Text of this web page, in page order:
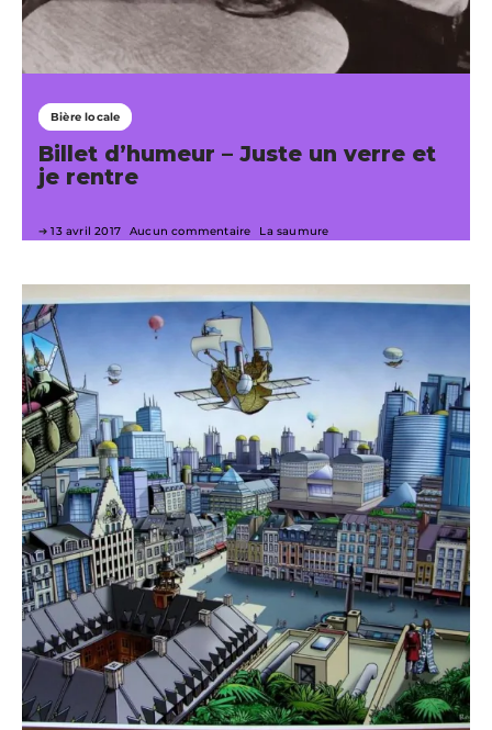
Bière locale
Billet d’humeur – Juste un verre et
je rentre
13 avril 2017 Aucun commentaire La saumure